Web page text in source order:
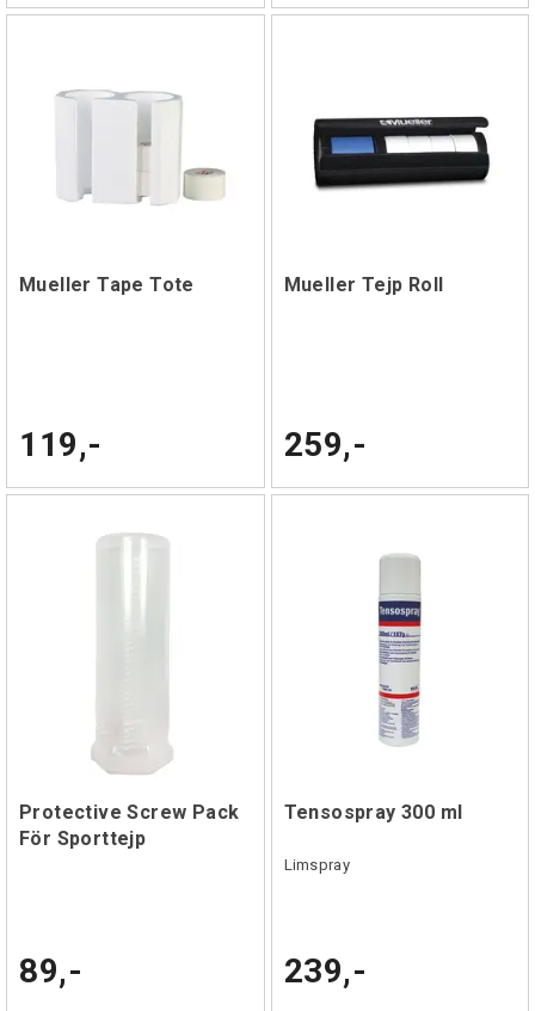
Mueller Tape Tote
119,-
Mueller Tejp Roll
259,-
Protective Screw Pack
För Sporttejp
89,-
Tensospray 300 ml
Limspray
239,-